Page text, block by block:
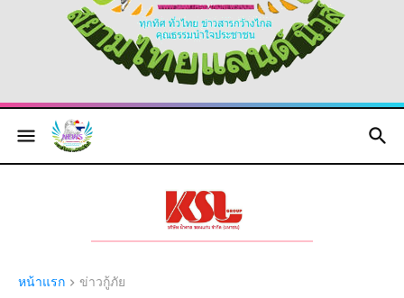
หน้าแรก ข่าวกู้ภัย